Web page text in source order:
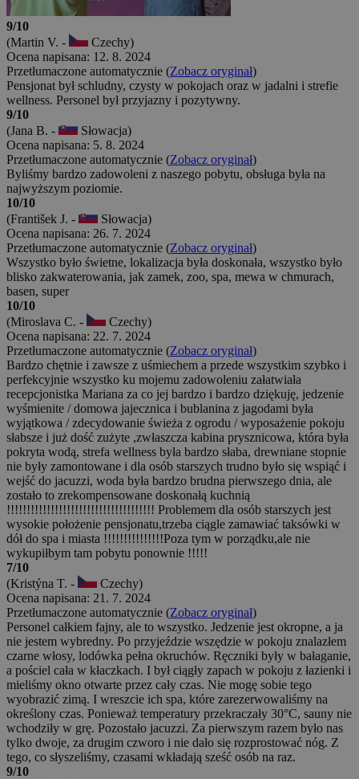
9/10
(Martin V. -
Czechy)
Ocena napisana: 12. 8. 2024
Przetłumaczone automatycznie (Zobacz oryginał)
Pensjonat był schludny, czysty w pokojach oraz w jadalni i strefie
wellness. Personel był przyjazny i pozytywny.
9/10
(Jana B. -
Słowacja)
Ocena napisana: 5. 8. 2024
Przetłumaczone automatycznie (Zobacz oryginał)
Byliśmy bardzo zadowoleni z naszego pobytu, obsługa była na
najwyższym poziomie.
10/10
(František J. -
Słowacja)
Ocena napisana: 26. 7. 2024
Przetłumaczone automatycznie (Zobacz oryginał)
Wszystko było świetne, lokalizacja była doskonała, wszystko było
blisko zakwaterowania, jak zamek, zoo, spa, mewa w chmurach,
basen, super
10/10
(Miroslava C. -
Czechy)
Ocena napisana: 22. 7. 2024
Przetłumaczone automatycznie (Zobacz oryginał)
Bardzo chętnie i zawsze z uśmiechem a przede wszystkim szybko i
perfekcyjnie wszystko ku mojemu zadowoleniu załatwiała
recepcjonistka Mariana za co jej bardzo i bardzo dziękuję, jedzenie
wyśmienite / domowa jajecznica i bublanina z jagodami była
wyjątkowa / zdecydowanie świeża z ogrodu / wyposażenie pokoju
słabsze i już dość zużyte ,zwłaszcza kabina prysznicowa, która była
pokryta wodą, strefa wellness była bardzo słaba, drewniane stopnie
nie były zamontowane i dla osób starszych trudno było się wspiąć i
wejść do jacuzzi, woda była bardzo brudna pierwszego dnia, ale
zostało to zrekompensowane doskonałą kuchnią
!!!!!!!!!!!!!!!!!!!!!!!!!!!!!!!!!!!!! Problemem dla osób starszych jest
wysokie położenie pensjonatu,trzeba ciągle zamawiać taksówki w
dół do spa i miasta !!!!!!!!!!!!!!!Poza tym w porządku,ale nie
wykupiłbym tam pobytu ponownie !!!!!
7/10
(Kristýna T. -
Czechy)
Ocena napisana: 21. 7. 2024
Przetłumaczone automatycznie (Zobacz oryginał)
Personel całkiem fajny, ale to wszystko. Jedzenie jest okropne, a ja
nie jestem wybredny. Po przyjeździe wszędzie w pokoju znalazłem
czarne włosy, lodówka pełna okruchów. Ręczniki były w bałaganie,
a pościel cała w kłaczkach. I był ciągły zapach w pokoju z łazienki i
mieliśmy okno otwarte przez cały czas. Nie mogę sobie tego
wyobrazić zimą. I wreszcie ich spa, które zarezerwowaliśmy na
określony czas. Ponieważ temperatury przekraczały 30°C, sauny nie
wchodziły w grę. Pozostało jacuzzi. Za pierwszym razem było nas
tylko dwoje, za drugim czworo i nie dało się rozprostować nóg. Z
tego, co słyszeliśmy, czasami wkładają sześć osób na raz.
9/10